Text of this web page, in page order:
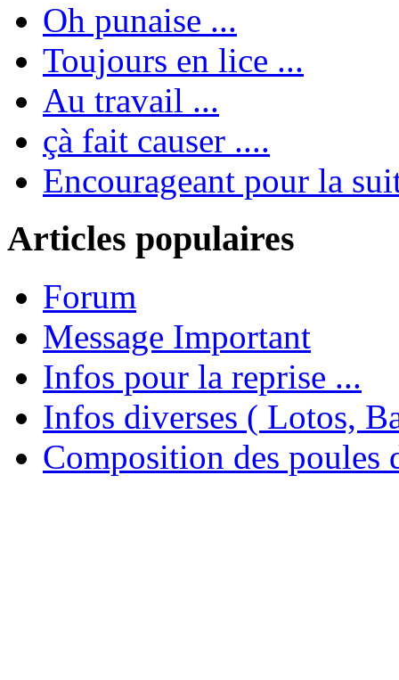
Oh punaise ...
Toujours en lice ...
Au travail ...
çà fait causer ....
Encourageant pour la
Articles populaires
Forum
Message Important
Infos pour la reprise ...
Infos diverses ( Lotos,
Composition des poules